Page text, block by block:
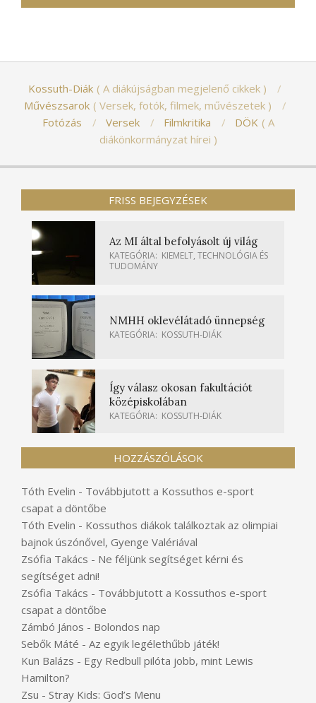
Kossuth-Diák
A diákújságban megjelenő cikkek
Művészsarok
Versek, fotók, filmek, művészetek
Fotózás
Versek Filmkritika DÖK
A
diákönkormányzat hírei
FRISS BEJEGYZÉSEK
Az MI által befolyásolt új világ
KATEGÓRIA: KIEMELT, TECHNOLÓGIA ÉS
TUDOMÁNY
NMHH oklevélátadó ünnepség
KATEGÓRIA: KOSSUTH-DIÁK
Így válasz okosan fakultációt
középiskolában
KATEGÓRIA: KOSSUTH-DIÁK
HOZZÁSZÓLÁSOK
Tóth Evelin - Továbbjutott a Kossuthos e-sport
csapat a döntőbe
Tóth Evelin - Kossuthos diákok találkoztak az olimpiai
bajnok úszónővel, Gyenge Valériával
Zsófia Takács - Ne féljünk segítséget kérni és
segítséget adni!
Zsófia Takács - Továbbjutott a Kossuthos e-sport
csapat a döntőbe
Zámbó János - Bolondos nap
Sebők Máté - Az egyik legélethűbb játék!
Kun Balázs - Egy Redbull pilóta jobb, mint Lewis
Hamilton?
Zsu - Stray Kids: God’s Menu